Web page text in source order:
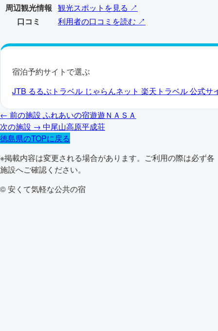
周辺観光情報 観光スポットを見る ↗
口コミ
利用者の口コミを読む ↗
宿泊予約サイトで選ぶ
JTB るるぶトラベル じゃらんネット 楽天トラベル公式サ
← 前の施設 ふれあいの宿遊遊ＮＡＳＡ
次の施設 → 中尾山高原平成荘
徳島県のTOPに戻る
※掲載内容は変更される場合があります。ご利用の際は必ず各
施設へご確認ください。
© 安くて気軽な公共の宿